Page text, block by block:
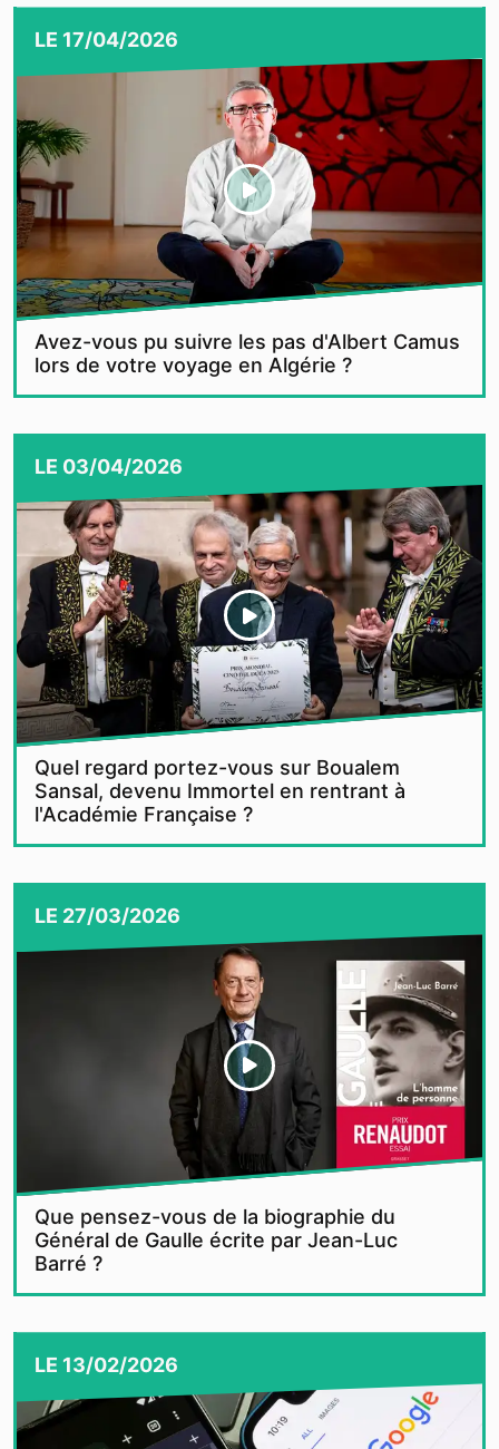
LE 17/04/2026
Avez-vous pu suivre les pas d'Albert Camus
lors de votre voyage en Algérie ?
LE 03/04/2026
Quel regard portez-vous sur Boualem
Sansal, devenu Immortel en rentrant à
l'Académie Française ?
LE 27/03/2026
Que pensez-vous de la biographie du
Général de Gaulle écrite par Jean-Luc
Barré ?
LE 13/02/2026